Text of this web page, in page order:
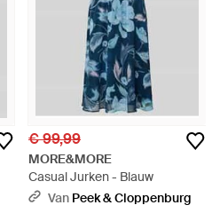
€ 99,99
MORE&MORE
Casual Jurken - Blauw
Van Peek & Cloppenburg